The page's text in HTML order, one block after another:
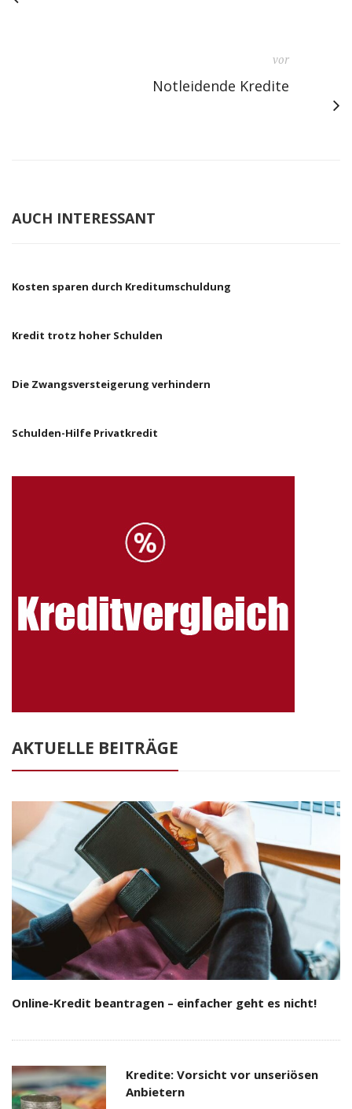
vor
Notleidende Kredite
AUCH INTERESSANT
Kosten sparen durch Kreditumschuldung
Kredit trotz hoher Schulden
Die Zwangsversteigerung verhindern
Schulden-Hilfe Privatkredit
AKTUELLE BEITRÄGE
Online-Kredit beantragen – einfacher geht es nicht!
Kredite: Vorsicht vor unseriösen
Anbietern